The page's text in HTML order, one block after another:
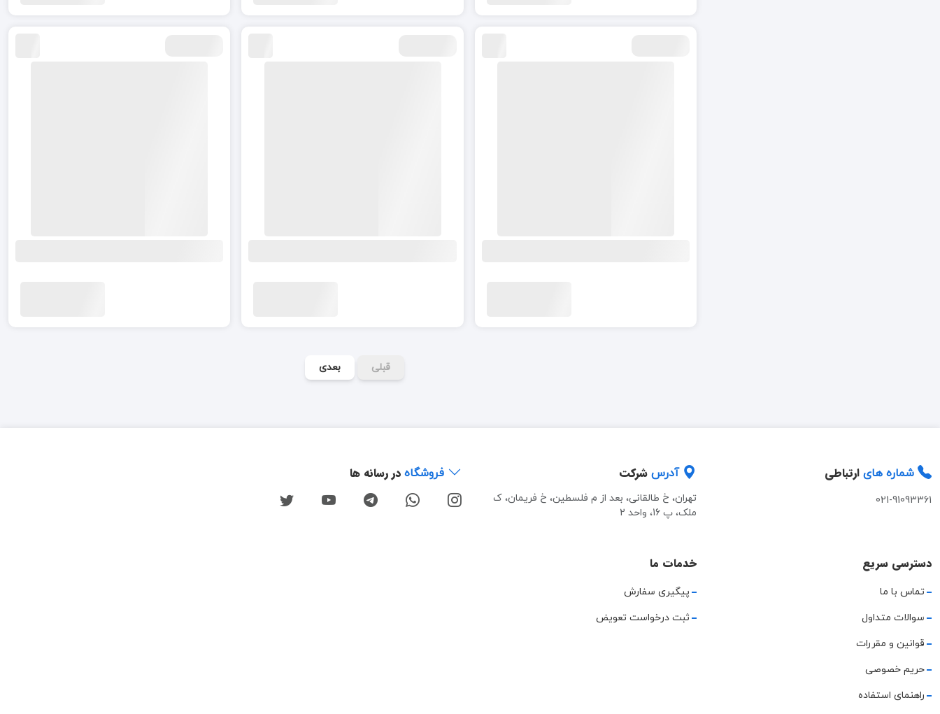
قبلی بعدی
شماره های ارتباطی
021-91093361
آدرس شرکت
تهران، خ طالقانی، بعد از م فلسطین، خ فریمان، ک
ملک، پ 16، واحد 2
فروشگاه در رسانه ها
دسترسی سریع
تماس با ما
سوالات متداول
قوانین و مقررات
حریم خصوصی
راهنمای استفاده
خدمات ما
پیگیری سفارش
ثبت درخواست تعویض